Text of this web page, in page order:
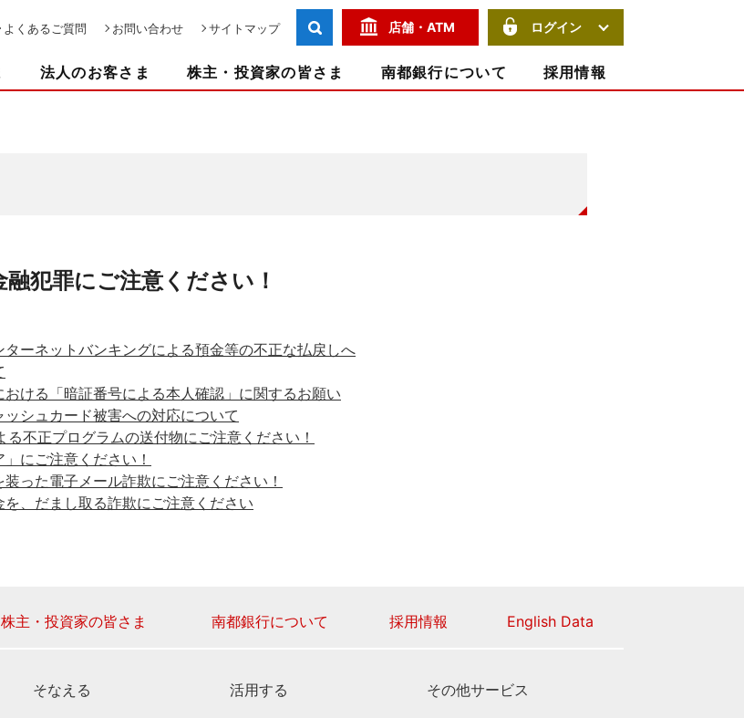
よくあるご質問 お問い合わせ サイトマップ サイト内検索店舗・ATM ログイン
法人のお客さま 株主・投資家の皆さま 南都銀行について 採用情報
融犯罪にご注意ください！
ターネットバンキングによる預金等の不正な払戻しへ
おける「暗証番号による本人確認」に関するお願い
シュカード被害への対応について
る不正プログラムの送付物にご注意ください！
」にご注意ください！
った電子メール詐欺にご注意ください！
、だまし取る詐欺にご注意ください
株主・投資家の皆さま 南都銀行について 採用情報 English Data
そなえる 活用する その他サービス